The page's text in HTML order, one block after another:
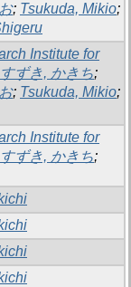
; Tsukuda, Mikio;
Institute for
すずき, かきち;
; Tsukuda, Mikio;
Institute for
すずき, かきち;